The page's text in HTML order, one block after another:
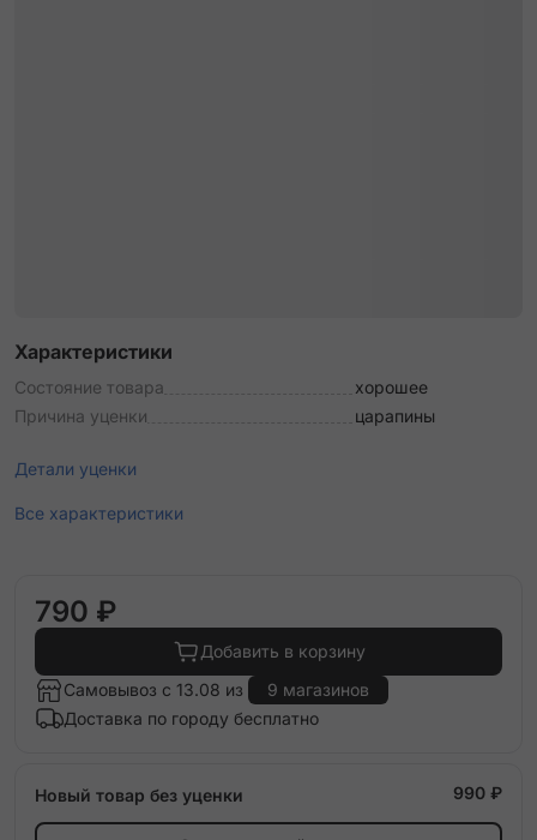
Характеристики
Состояние товара
хорошее
Причина уценки
царапины
Детали уценки
Все характеристики
790 ₽
Добавить в корзину
Самовывоз с 13.08 из
9 магазинов
Доставка по городу бесплатно
Новый товар без уценки 990 ₽